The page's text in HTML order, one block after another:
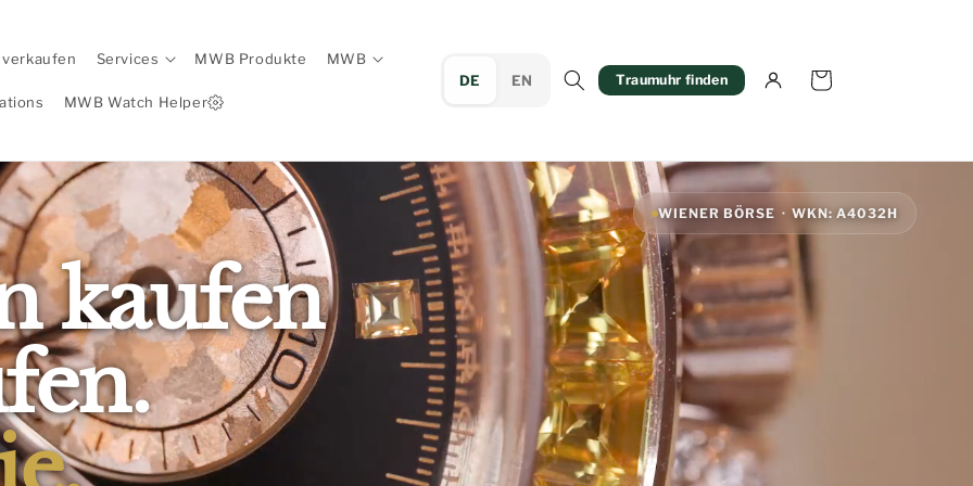
verkaufen Services MWB Produkte MWB
MWB Watch Helper
DE EN Traumuhr finden
Konto
Warenkorb
WIENER BÖRSE · WKN: A4032H
kaufen